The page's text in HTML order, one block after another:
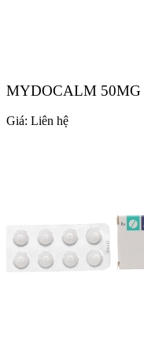
MYDOCALM 50MG
Giá: Liên hệ